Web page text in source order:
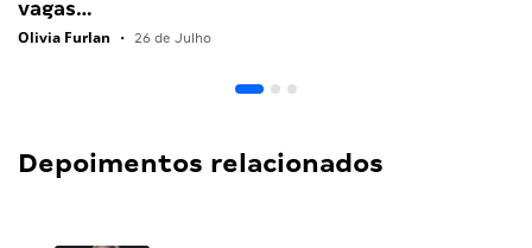
vagas…
Olivia Furlan • 26 de Julho
Depoimentos relacionados